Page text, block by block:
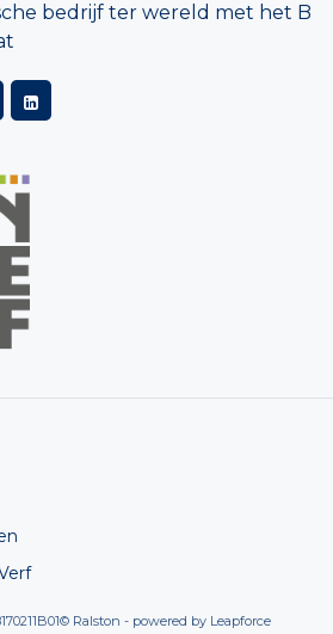
bedrijf ter wereld met het B
© Ralston - powered by Leapforce